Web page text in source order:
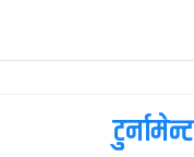
टुर्नामेन्ट